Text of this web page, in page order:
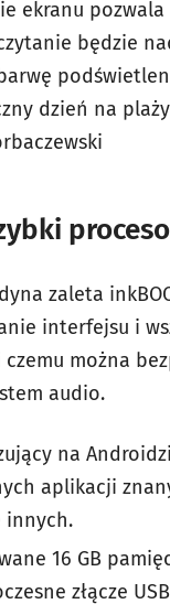
ekranu
będzie
dzień na
zaleta
interfejsu i
można
audio.
na
aplikacji
innych.
16 GB
złącze